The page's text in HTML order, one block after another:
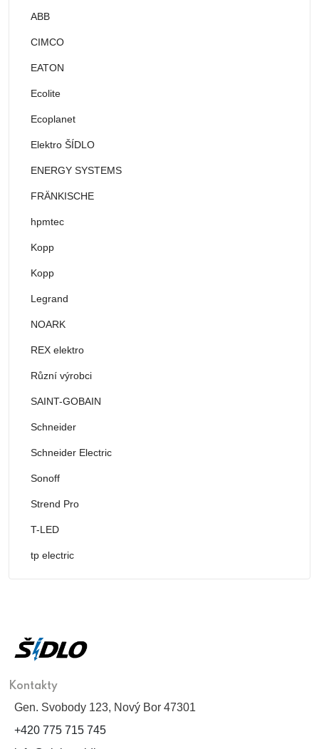
ABB
CIMCO
EATON
Ecolite
Ecoplanet
Elektro ŠÍDLO
ENERGY SYSTEMS
FRÄNKISCHE
hpmtec
Kopp
Kopp
Legrand
NOARK
REX elektro
Různí výrobci
SAINT-GOBAIN
Schneider
Schneider Electric
Sonoff
Strend Pro
T-LED
tp electric
Kontakty
Gen. Svobody 123, Nový Bor 47301
+420 775 715 745